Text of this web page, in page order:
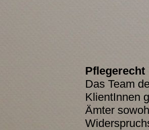
Pflegerecht
Das Team
KlientInnen
Ämter